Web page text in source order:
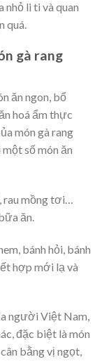
nhỏ li ti và quan
quá.
gà rang
ăn ngon, bổ
hoá ẩm thực
món gà rang
số món ăn
rau mồng tơi…
ăn.
bánh hỏi, bánh
hợp mới lạ và
người Việt Nam,
đặc biệt là món
bằng vị ngọt,